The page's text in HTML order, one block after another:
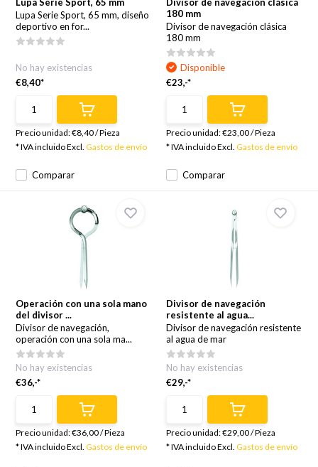
Lupa Serie Sport, 65 mm, diseño
deportivo en for...
Comparar
No hay existencias
€8,40*
Precio unidad:€8,40/Pieza
* IVA incluido Excl.Gastos de envío
180 mm
Divisor de navegación clásica
180 mm
Comparar
Disponible
€23,-*
Precio unidad:€23,00/Pieza
* IVA incluido Excl. Gastos de envío
Operación con una sola mano
del divisor ...
Divisor de navegación,
operación con una sola ma...
No hay existencias
€36,-*
Precio unidad:€36,00/Pieza
* IVA incluido Excl.Gastos de envío
Divisor de navegación
resistente al agua...
Divisor de navegación resistente
al agua de mar
No hay existencias
€29,-*
Precio unidad:€29,00/Pieza
* IVA incluido Excl. Gastos de envío